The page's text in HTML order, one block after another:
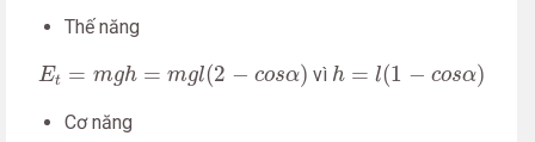
Thế năng
Et = mgh = mgl(2 − cosα)
Et =m cos vì h = l(1 − cosα)
h 1−c
Cơ năng